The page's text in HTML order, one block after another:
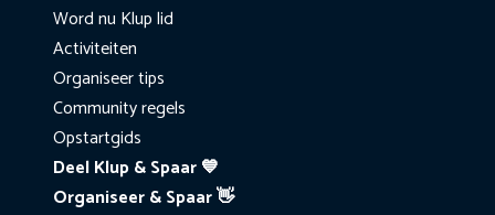
Word nu Klup lid
Activiteiten
Organiseer tips
Community regels
Opstartgids
Deel Klup & Spaar 💙
Organiseer & Spaar 👋